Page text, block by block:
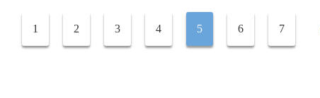
1 2 3 4 5 6 7